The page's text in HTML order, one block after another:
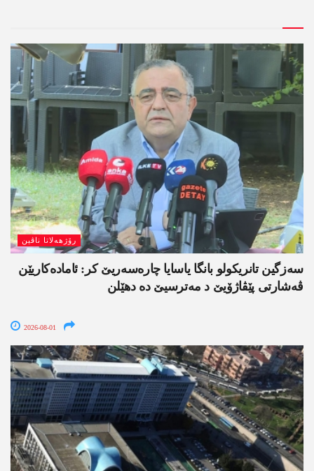
رۆژھەلاتا ناڤین
سەزگین تانریکولو بانگا یاسایا چارەسەریێ کر: ئامادەکاریێن
ڤەشارتی پێڤاژۆیێ د مەترسیێ دە دھێلن
2026-08-01